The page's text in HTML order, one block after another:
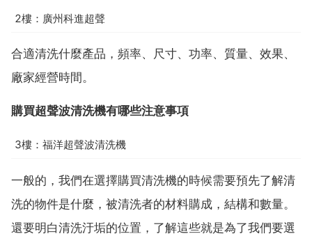
2樓：廣州科進超聲
合適清洗什麼產品，頻率、尺寸、功率、質量、效果、
廠家經營時間。
購買超聲波清洗機有哪些注意事項
3樓：福洋超聲波清洗機
一般的，我們在選擇購買清洗機的時候需要預先了解清
洗的物件是什麼，被清洗者的材料購成，結構和數量。
還要明白清洗汙垢的位置，了解這些就是為了我們要選